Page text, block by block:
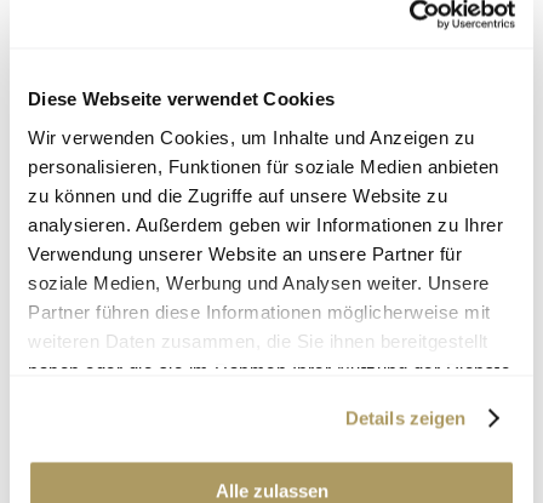
Diese Webseite verwendet Cookies
Wir verwenden Cookies, um Inhalte und Anzeigen zu
personalisieren, Funktionen für soziale Medien anbieten
zu können und die Zugriffe auf unsere Website zu
analysieren. Außerdem geben wir Informationen zu Ihrer
Verwendung unserer Website an unsere Partner für
soziale Medien, Werbung und Analysen weiter. Unsere
Partner führen diese Informationen möglicherweise mit
weiteren Daten zusammen, die Sie ihnen bereitgestellt
haben oder die sie im Rahmen Ihrer Nutzung der Dienste
Details zeigen
Alle zulassen
Doppelzimmer mit Dusche / Toilette
Begleitperson
ohne Begleitperson
Gesundheitszustand